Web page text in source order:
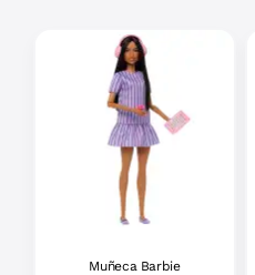
Muñeca Barbie